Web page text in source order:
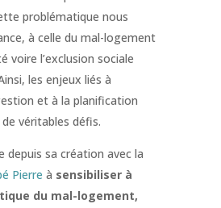
problématique nous
à celle du mal-logement
voire l’exclusion sociale
les enjeux liés à
et à la planification
véritables défis.
depuis sa création avec la
Pierre à sensibiliser à
du mal-logement,